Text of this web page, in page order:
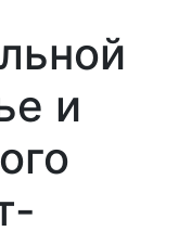
и